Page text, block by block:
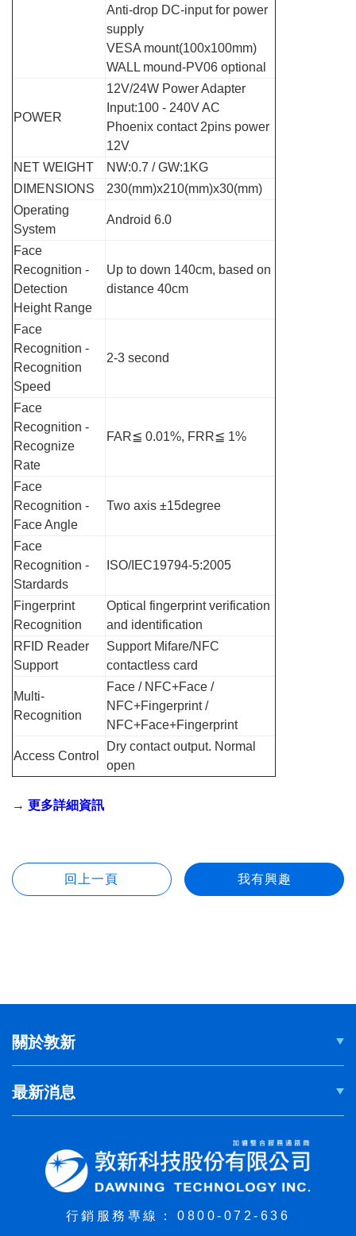
Anti-drop DC-input for power
supply
VESA mount(100x100mm)
WALL mound-PV06 optional
POWER
12V/24W Power Adapter
Input:100 - 240V AC
Phoenix contact 2pins power
12V
NET WEIGHT
NW:0.7 / GW:1KG
DIMENSIONS
230(mm)x210(mm)x30(mm)
Operating
System
Android 6.0
Face
Recognition -
Detection
Height Range
Up to down 140cm, based on
distance 40cm
Face
Recognition -
Recognition
Speed
2-3 second
Face
Recognition -
Recognize
Rate
FAR≦ 0.01%, FRR≦ 1%
Face
Recognition -
Face Angle
Two axis ±15degree
Face
Recognition -
Stardards
ISO/IEC19794-5:2005
Fingerprint
Recognition
Optical fingerprint verification
and identification
RFID Reader
Support
Support Mifare/NFC
contactless card
Multi-
Recognition
Face / NFC+Face /
NFC+Fingerprint /
NFC+Face+Fingerprint
Access Control
Dry contact output. Normal
open
→ 更多詳細資訊
關於敦新
最新消息
行銷服務專線： 0800-072-636